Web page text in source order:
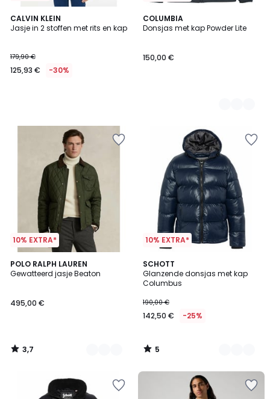
CALVIN KLEIN
Jasje in 2 stoffen met rits en kap
179,90 €
125,93 € -30%
COLUMBIA
Donsjas met kap Powder Lite
150,00 €
2
Kleuren
10% EXTRA*
POLO RALPH LAUREN
Gewatteerd jasje Beaton
495,00 €
3,7
/ 5
2
Kleuren
3,7
/
10% EXTRA*
SCHOTT
Glanzende donsjas met kap
Columbus
190,00 €
142,50 € -25%
5
/
5
2
Kleuren
5
/